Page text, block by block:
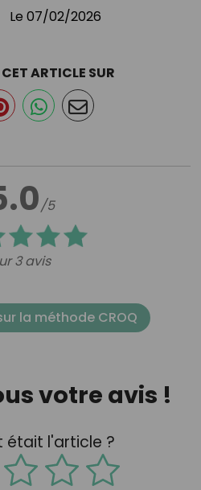
Le 07/02/2026
/5
3 avis
ARTICLE SUR
la méthode CROQ
votre avis !
était l'article ?